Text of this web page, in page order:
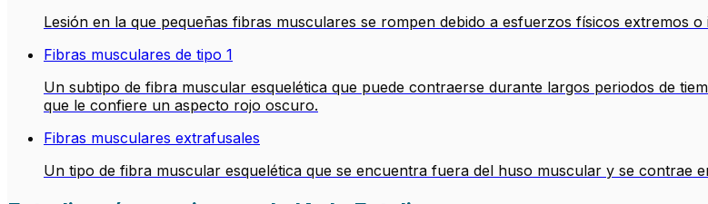
Lesión en la que pequeñas fibras musculares se rompen debido a esfuerzos físicos extremos o
Fibras musculares de tipo 1
Un subtipo de fibra muscular esquelética que puede contraerse durante largos periodos de
que le confiere un aspecto rojo oscuro.
Fibras musculares extrafusales
Un tipo de fibra muscular esquelética que se encuentra fuera del huso muscular y se contrae